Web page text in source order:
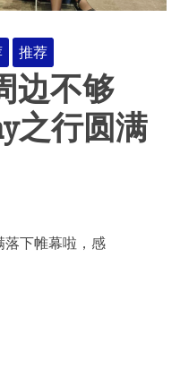
推荐
边不够
之行圆满
下帷幕啦，感